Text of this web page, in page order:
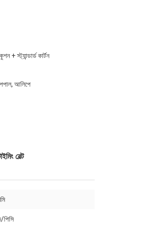
+ স্ট্যান্ডার্ড কার্টন
আলিপে
বেল্ট
পিসি